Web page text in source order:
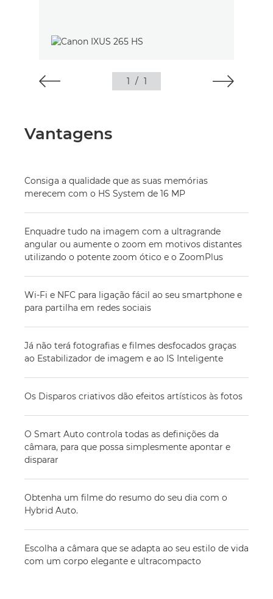
1 / 1
Vantagens
Consiga a qualidade que as suas memórias
merecem com o HS System de 16 MP
Enquadre tudo na imagem com a ultragrande
angular ou aumente o zoom em motivos distantes
utilizando o potente zoom ótico e o ZoomPlus
Wi-Fi e NFC para ligação fácil ao seu smartphone e
para partilha em redes sociais
Já não terá fotografias e filmes desfocados graças
ao Estabilizador de imagem e ao IS Inteligente
Os Disparos criativos dão efeitos artísticos às fotos
O Smart Auto controla todas as definições da
câmara, para que possa simplesmente apontar e
disparar
Obtenha um filme do resumo do seu dia com o
Hybrid Auto.
Escolha a câmara que se adapta ao seu estilo de vida
com um corpo elegante e ultracompacto